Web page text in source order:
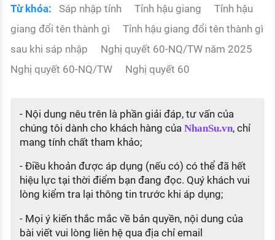
Từ khóa: Sáp nhập tỉnh Tỉnh hậu giang
Tỉnh hậu
giang đổi tên thành gì
Tỉnh hậu giang đổi tên thành gì
sau khi sáp nhập
Nghị quyết 60-NQ/TW năm 2025
Nghị quyết 60-NQ/TW
Nghị quyết 60
- Nội dung nêu trên là phần giải đáp, tư vấn của
chúng tôi dành cho khách hàng của NhanSu.vn, chỉ
mang tính chất tham khảo;
- Điều khoản được áp dụng (nếu có) có thể đã hết
hiệu lực tại thời điểm bạn đang đọc. Quý khách vui
lòng kiểm tra lại thông tin trước khi áp dụng;
- Mọi ý kiến thắc mắc về bản quyền, nội dung của
bài viết vui lòng liên hệ qua địa chỉ email